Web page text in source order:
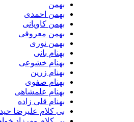
بهمن احمدی
بهمن کاویانی
بهمن معروفی
بهمن نوری
بهنام بانی
بهنام خشوعی
بهنام زرین
بهنام صفوی
بهنام علمشاهی
بهنام قلی زاده
بی کلام علیرضا حیدری